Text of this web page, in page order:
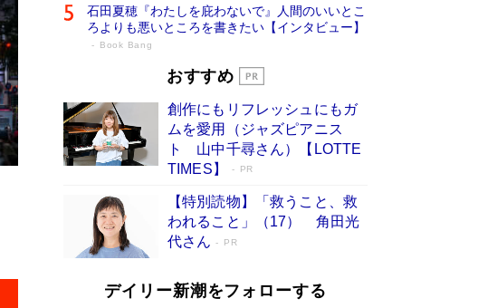
石田夏穂『わたしを庇わないで』人間のいいとこ
ろよりも悪いところを書きたい【インタビュー】
Book Bang
73歳でも働くしかない 「老後レス時代」
「なんで？ そんな馬鹿な……」90歳になった作
家・阿刀田高さんが、ひとり暮らしの生活を明か
す
Book Bang
グに『容疑者Xの献身』『白夜行』など代表作が
並ぶ［文庫ベストセラー］
Book Bang
和田秀樹の70代、80代向け新書がベスト3を独
Book Bang
おすすめ
創作にもリフレッシュにもガ
ムを愛用（ジャズピアニス
ト 山中千尋さん）【LOTTE
TIMES】
PR
【特別読物】「救うこと、救
われること」（17） 角田光
代さん
PR
デイリー新潮をフォローする